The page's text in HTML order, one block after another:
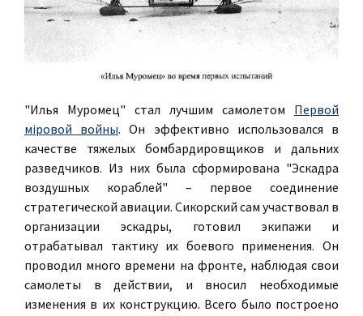
"Илья Муромец" стал лучшим самолетом Первой
мiровой войны. Он эффективно использовался в
качестве тяжелых бомбардировщиков и дальних
разведчиков. Из них была сформирована "Эскадра
воздушных кораблей" – первое соединение
стратегической авиации. Сикорский сам участвовал в
организации эскадры, готовил экипажи и
отрабатывал тактику их боевого применения. Он
проводил много времени на фронте, наблюдая свои
самолеты в действии, и вносил необходимые
изменения в их конструкцию. Всего было построено